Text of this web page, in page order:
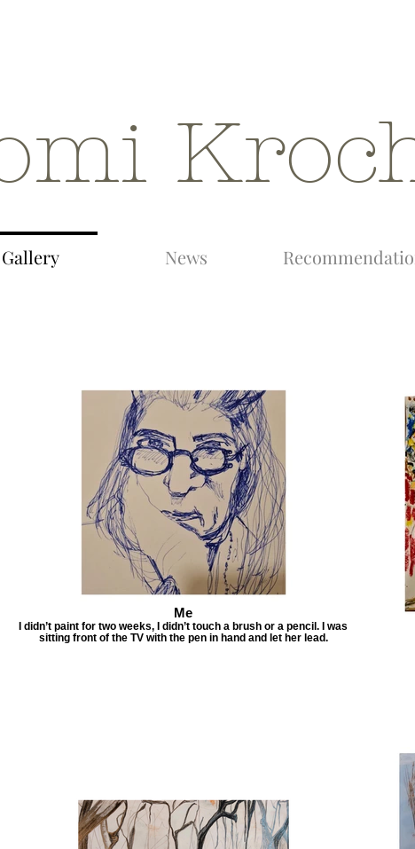
News
Me
I didn’t paint for two weeks, I didn’t touch a brush or a pencil. I was
sitting front of the TV with the pen in hand and let her lead.